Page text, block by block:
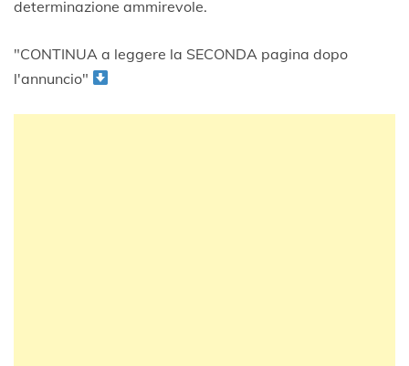
determinazione ammirevole.
"CONTINUA a leggere la SECONDA pagina dopo
l'annuncio"